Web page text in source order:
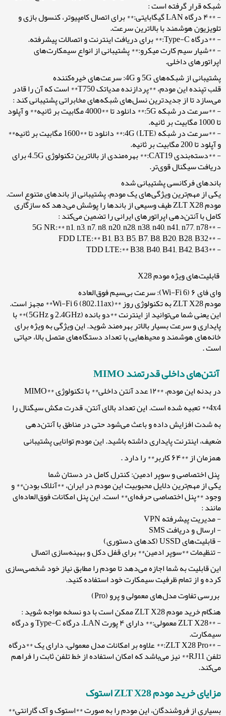
شبکه قرار گرفته است :
- **۴ درگاه LAN گیگابایتی:** برای اتصال کامپیوتر، کنسول بازی و
تلویزیون هوشمند با بالاترین سرعت.
- **درگاه Type-C:** برای دریافت اینترنت و اتصالات پیشرفته.
- **شیار سیم کارت میکرو:** پشتیبانی از انواع سیمکارت‌های
اپراتورهای داخلی.
پشتیبانی از شبکه‌های 5G و 4G: سرعت‌های خیره‌کننده
قلب تپنده این مودم، **پردازنده مدیاتک T750** است که آن را قادر
می‌سازد تا از جدیدترین نسل‌های شبکه‌های مخابراتی پشتیبانی کند :
- **سرعت در شبکه 5G:** دانلود تا **4000 مگابیت بر ثانیه** و آپلود
تا 1000 مگابیت بر ثانیه.
- **سرعت در شبکه 4G (LTE):** دانلود تا **1600 مگابیت بر ثانیه**
و آپلود تا 200 مگابیت بر ثانیه.
- **دسته‌بندی CAT19:** بهره‌مندی از بالاترین تکنولوژی 4.5G برای
دریافت سیگنال قوی‌تر.
باندهای فرکانسی پشتیبانی شده
یکی از مهم‌ترین ویژگی‌های یک مودم، پشتیبانی از باندهای متنوع است.
مودم ZLT X28 طیف وسیعی از باندها را پوشش می‌دهد که سازگاری
کامل با آنتن‌دهی اپراتورهای ایرانی را تضمین می‌کند :
- **5G NR:** n1, n3, n7, n8, n20, n28, n38, n40, n41, n77, n78
- **FDD LTE:** B1, B3, B5, B7, B8, B20, B28, B32
- **TDD LTE:** B38, B40, B41, B42, B43
قابلیت‌های ویژه مودم X28
وای فای ۶ (Wi-Fi 6): سرعت بی‌سیم فوق‌العاده
مودم ZLT X28 به تکنولوژی روز **Wi-Fi 6 (802.11ax)** مجهز است.
این یعنی شما می‌توانید از اینترنت **دو بانده (2.4GHz و 5GHz)** با
پایداری و سرعت بسیار بالاتر بهره‌مند شوید. این ویژگی به ویژه برای
خانه‌های هوشمند و محیط‌هایی با تعداد دستگاه‌های متصل بالا، حیاتی
است .
آنتن‌های داخلی قدرتمند MIMO
در بدنه این مودم، **۱۲ عدد آنتن داخلی** با تکنولوژی **MIMO
4x4** تعبیه شده است. این تعداد بالای آنتن، قدرت مکش سیگنال را
به شدت افزایش داده و باعث می‌شود حتی در مناطق با آنتن‌دهی
ضعیف، اینترنت پایداری داشته باشید. این مودم توانایی پشتیبانی
همزمان از **۶۴ کاربر** را دارد .
پنل اختصاصی و سوپر ادمین: کنترل کامل در دستان شما
یکی از مهم‌ترین دلایل محبوبیت این مودم در ایران، **آنلاک بودن** و
وجود **پنل اختصاصی حرفه‌ای** است. این پنل امکانات فوق‌العاده‌ای
مانند :
- مدیریت پیشرفته VPN
- ارسال و دریافت SMS
- قابلیت‌های USSD (کدهای دستوری)
- تنظیمات **سوپر ادمین** برای قفل دکل و بهینه‌سازی اتصال
این قابلیت به شما اجازه می‌دهد تا مودم را مطابق نیاز خود شخصی‌سازی
کرده و از تمام ظرفیت سیمکارت خود استفاده کنید.
بررسی تفاوت مدل‌های معمولی و پرو (Pro)
هنگام خرید مودم ZLT X28 ممکن است با دو نسخه مواجه شوید :
- **ZLT X28 معمولی:** دارای ۴ پورت LAN، درگاه Type-C و درگاه
سیمکارت.
- **ZLT X28 Pro:** علاوه بر امکانات مدل معمولی، دارای یک **درگاه
تلفن RJ11** نیز می‌باشد که امکان استفاده از خط تلفن ثابت را فراهم
می‌کند.
مزایای خرید مودم ZLT X28 استوک
بسیاری از فروشندگان، این مودم را به صورت **استوک و آک گارانتی**